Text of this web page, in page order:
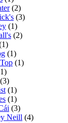
(2)
(3)
(1)
(2)
(1)
(1)
(3)
(1)
(1)
(3)
Neill (4)